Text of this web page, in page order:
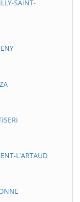
SAiNT-
L'ARTAUD